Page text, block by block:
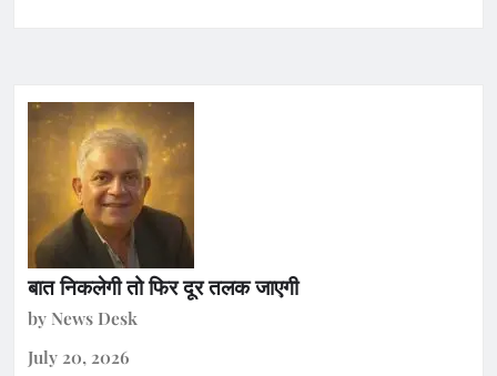
बात निकलेगी तो फिर दूर तलक जाएगी
by News Desk
July 20, 2026